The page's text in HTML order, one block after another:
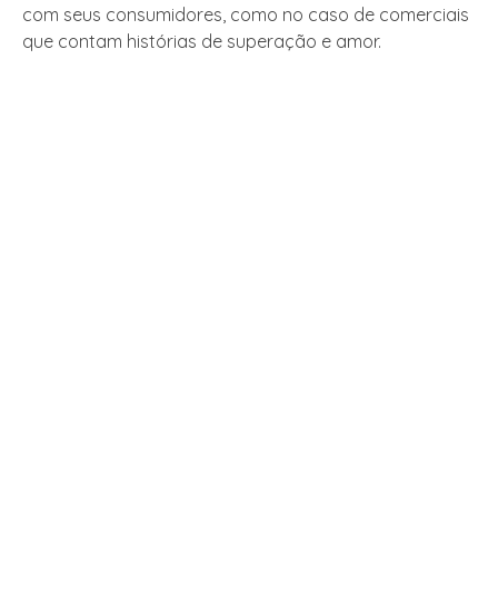
com seus consumidores, como no caso de comerciais
que contam histórias de superação e amor.